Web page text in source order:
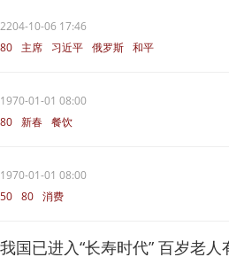
2204-10-06 17:46
80
主席 习近平 俄罗斯 和平
1970-01-01 08:00
80 新春 餐饮
1970-01-01 08:00
50 80 消费
我国已进入“长寿时代” 百岁老